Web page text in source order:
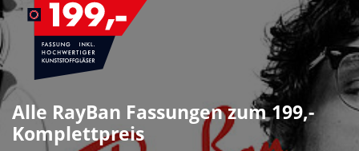
Alle RayBan Fassungen zum 199,-
Komplettpreis